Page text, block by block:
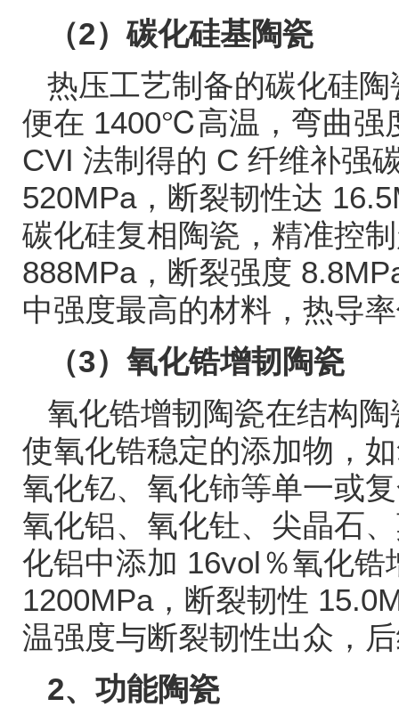
（2）碳化硅基陶瓷
热压工艺制备的碳化硅
便在 1400℃高温，弯曲
CVI 法制得的 C 纤维补强
520MPa，断裂韧性达
碳化硅复相陶瓷，精准控
888MPa，断裂强度
中强度最高的材料，热导
（3）氧化锆增韧陶瓷
氧化锆增韧陶瓷在结构
使氧化锆稳定的添加物，
氧化钇、氧化铈等单一或
氧化铝、氧化钍、尖晶石
化铝中添加 16vol ％氧化锆
1200MPa，断裂韧性
温强度与断裂韧性出众，
2、功能陶瓷